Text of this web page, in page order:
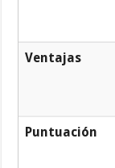
Ventajas
Puntuación